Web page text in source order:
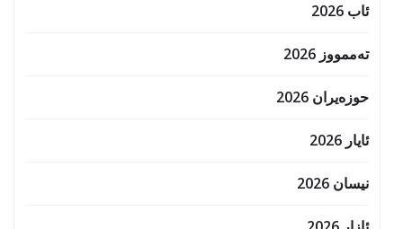
ئاب 2026
تەممووز 2026
حوزه‌یران 2026
ئایار 2026
نیسان 2026